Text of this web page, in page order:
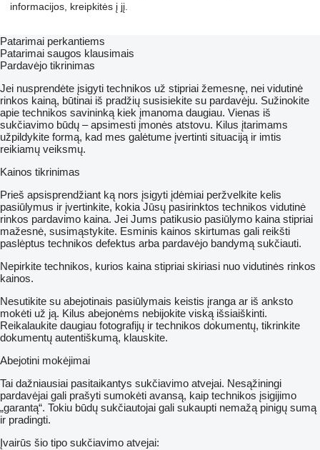
informacijos, kreipkitės į jį.
Patarimai perkantiems
Patarimai saugos klausimais
Pardavėjo tikrinimas
Jei nusprendėte įsigyti technikos už stipriai žemesnę, nei vidutinė
rinkos kainą, būtinai iš pradžių susisiekite su pardavėju. Sužinokite
apie technikos savininką kiek įmanoma daugiau. Vienas iš
sukčiavimo būdų – apsimesti įmonės atstovu. Kilus įtarimams
užpildykite formą, kad mes galėtume įvertinti situaciją ir imtis
reikiamų veiksmų.
Kainos tikrinimas
Prieš apsisprendžiant ką nors įsigyti įdėmiai peržvelkite kelis
pasiūlymus ir įvertinkite, kokia Jūsų pasirinktos technikos vidutinė
rinkos pardavimo kaina. Jei Jums patikusio pasiūlymo kaina stipriai
mažesnė, susimąstykite. Esminis kainos skirtumas gali reikšti
paslėptus technikos defektus arba pardavėjo bandymą sukčiauti.
Nepirkite technikos, kurios kaina stipriai skiriasi nuo vidutinės rinkos
kainos.
Nesutikite su abejotinais pasiūlymais keistis įranga ar iš anksto
mokėti už ją. Kilus abejonėms nebijokite viską išsiaiškinti.
Reikalaukite daugiau fotografijų ir technikos dokumentų, tikrinkite
dokumentų autentiškumą, klauskite.
Abejotini mokėjimai
Tai dažniausiai pasitaikantys sukčiavimo atvejai. Nesąžiningi
pardavėjai gali prašyti sumokėti avansą, kaip technikos įsigijimo
„garantą“. Tokiu būdų sukčiautojai gali sukaupti nemažą pinigų sumą
ir pradingti.
Įvairūs šio tipo sukčiavimo atvejai: